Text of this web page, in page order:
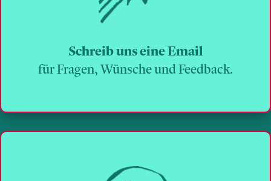
Schreib uns eine Email
für Fragen, Wünsche und Feedback.